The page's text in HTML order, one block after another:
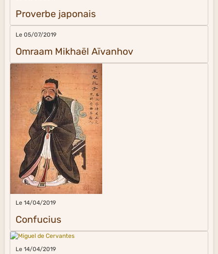
Proverbe japonais
Le 05/07/2019
Omraam Mikhaël Aïvanhov
Le 14/04/2019
Confucius
Le 14/04/2019